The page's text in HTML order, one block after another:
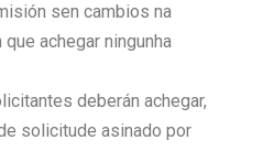
sen cambios na
achegar ningunha
deberán achegar,
solicitude asinado por